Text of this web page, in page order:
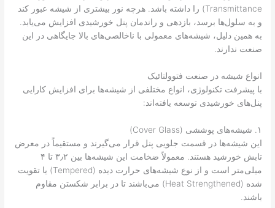
Transmittance) را داشته باشد. هرچه نور بیشتری از شیشه عبور کند
و به سلول‌ها برسد، بازدهی و راندمان پنل خورشیدی افزایش می‌یابد.
به همین دلیل، شیشه‌های معمولی با ناخالصی‌های بالا جایگاهی در این
صنعت ندارند.
انواع شیشه در صنعت فتوولتائیک
با پیشرفت تکنولوژی، انواع مختلفی از شیشه‌ها برای افزایش کارایی
پنل‌های خورشیدی توسعه یافته‌اند:
۱. شیشه‌های پوششی (Cover Glass)
این شیشه‌ها در قسمت جلویی پنل قرار می‌گیرند و مستقیماً در معرض
تابش خورشید هستند. معمولاً ضخامت این شیشه‌ها بین ۳٫۲ تا ۴
میلی‌متر است و از نوع شیشه‌های حرارت دیده (Tempered) یا تقویت
شده (Heat Strengthened) می‌باشند تا در برابر شکستن مقاوم
باشند.